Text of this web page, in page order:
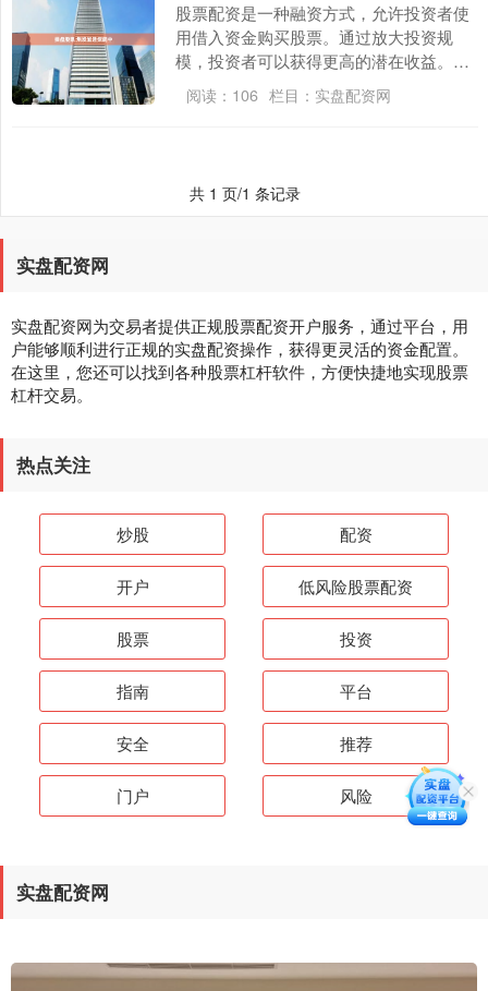
股票配资是一种融资方式，允许投资者使
用借入资金购买股票。通过放大投资规
模，投资者可以获得更高的潜在收益。然
而，配资也伴随着更高的风险，因此谨慎
选择平台非常重要。....
阅读： 106 栏目： 实盘配资网
共 1 页/1 条记录
实盘配资网
实盘配资网为交易者提供正规股票配资开户服务，通过平台，用
户能够顺利进行正规的实盘配资操作，获得更灵活的资金配置。
在这里，您还可以找到各种股票杠杆软件，方便快捷地实现股票
杠杆交易。
热点关注
炒股 配资
开户 低风险股票配资
股票 投资
指南 平台
安全 推荐
门户 风险
实盘配资网